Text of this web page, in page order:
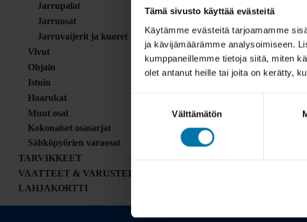
Tämä sivusto käyttää evästeitä
Käytämme evästeitä tarjoamamme
ja kävijämäärämme analysoimiseen.
kumppaneillemme tietoja siitä, miten
olet antanut heille tai joita on kerätty,
Välttämätön
Jarrupalat
Jarruosat
Jarruvaijerit ja kuoret
Vivut
Ohjain
Istuin
Haarukat
Muut osat
Kokonaiset osasarjat
Sähköpyörien varaosat
TARVIKKEET
VAATTEET & VARUSTEET
LAHJAKORTTI